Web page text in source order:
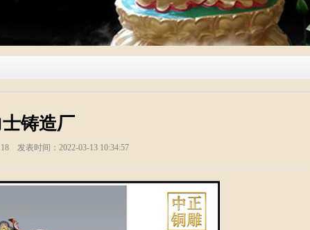
铸造厂
发表时间：2022-03-13 10:34:57